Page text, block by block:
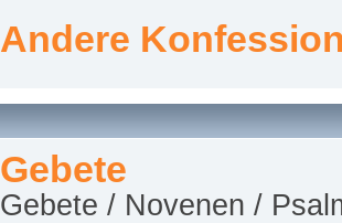
Andere
Gebete
Gebete / Novenen /